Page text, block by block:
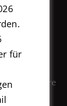
Sie unsere
für